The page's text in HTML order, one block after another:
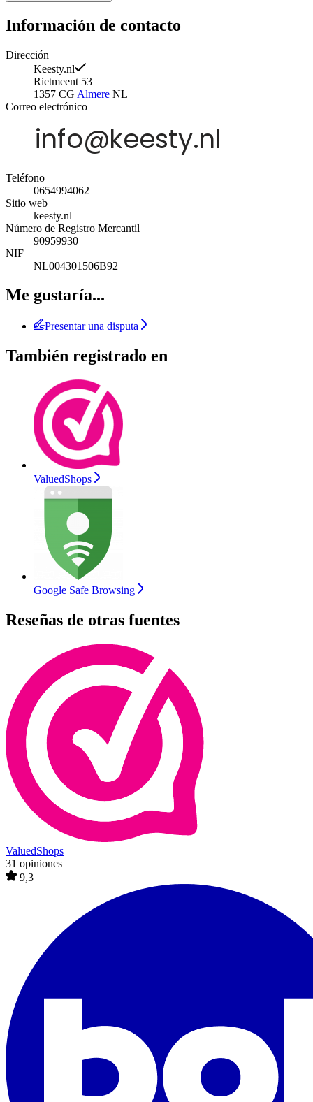
Información de contacto
Dirección
Keesty.nl
Rietmeent 53
1357 CG Almere NL
Correo electrónico
Teléfono
0654994062
Sitio web
keesty.nl
Número de Registro Mercantil
90959930
NIF
NL004301506B92
Me gustaría...
Presentar una disputa
También registrado en
ValuedShops
Google Safe Browsing
Reseñas de otras fuentes
ValuedShops
31 opiniones
9,3